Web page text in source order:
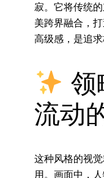
寂。它将传统
美跨界融合，
高级感，是追求
领
流动
这种风格的视
用。画面中，